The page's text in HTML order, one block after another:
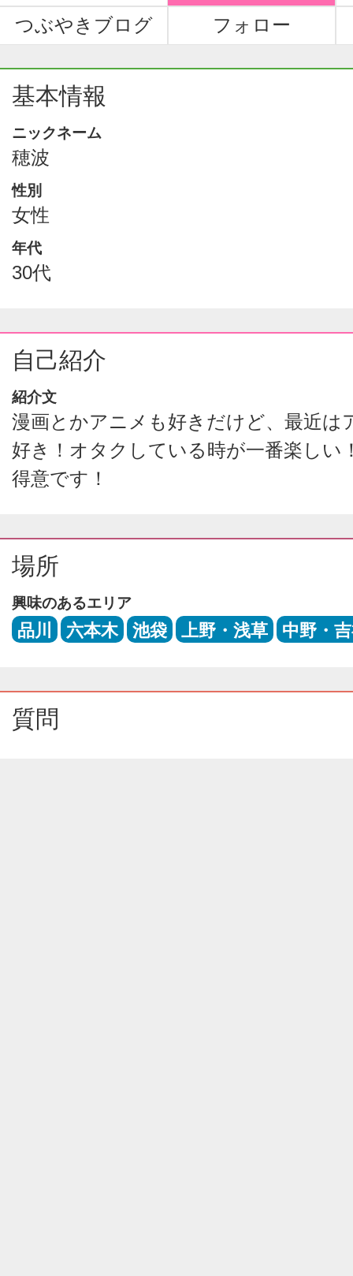
つぶやきブログ
フォロー
基本情報
ニックネーム
穂波
性別
女性
年代
30代
自己紹介
紹介文
漫画とかアニメも好きだけど、最近は
好き！オタクしている時が一番楽しい
得意です！
場所
興味のあるエリア
品川 六本木 池袋 上野・浅草 中野・
質問